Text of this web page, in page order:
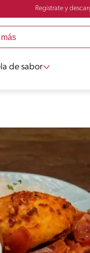
Registrate y
de sabor